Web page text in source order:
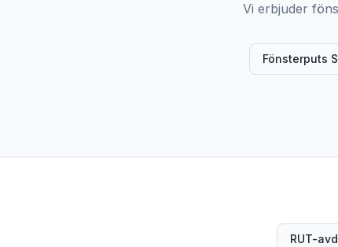
Vi erbjuder
Fönsterputs
RUT-